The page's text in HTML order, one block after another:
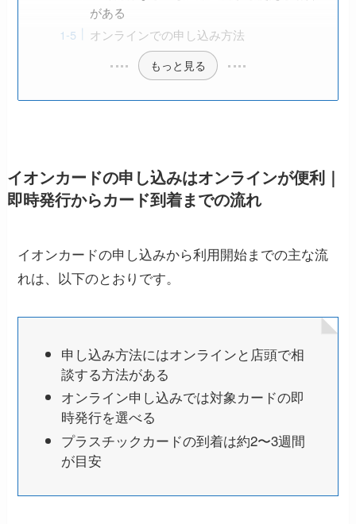
がある
オンラインでの申し込み方法
もっと見る
イオンカードの申し込みはオンラインが便利｜
即時発行からカード到着までの流れ
イオンカードの申し込みから利用開始までの主な流
れは、以下のとおりです。
申し込み方法にはオンラインと店頭で相
談する方法がある
オンライン申し込みでは対象カードの即
時発行を選べる
プラスチックカードの到着は約2〜3週間
が目安